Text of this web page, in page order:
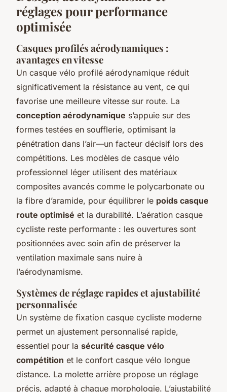
réglages pour performance
optimisée
Casques profilés aérodynamiques :
avantages en vitesse
Un casque vélo profilé aérodynamique réduit
significativement la résistance au vent, ce qui
favorise une meilleure vitesse sur route. La
conception aérodynamique s’appuie sur des
formes testées en soufflerie, optimisant la
pénétration dans l’air—un facteur décisif lors des
compétitions. Les modèles de casque vélo
professionnel léger utilisent des matériaux
composites avancés comme le polycarbonate ou
la fibre d’aramide, pour équilibrer le poids casque
route optimisé et la durabilité. L’aération casque
cycliste reste performante : les ouvertures sont
positionnées avec soin afin de préserver la
ventilation maximale sans nuire à
l’aérodynamisme.
Systèmes de réglage rapides et ajustabilité
personnalisée
Un système de fixation casque cycliste moderne
permet un ajustement personnalisé rapide,
essentiel pour la sécurité casque vélo
compétition et le confort casque vélo longue
distance. La molette arrière propose un réglage
précis, adapté à chaque morphologie. L’ajustabilité